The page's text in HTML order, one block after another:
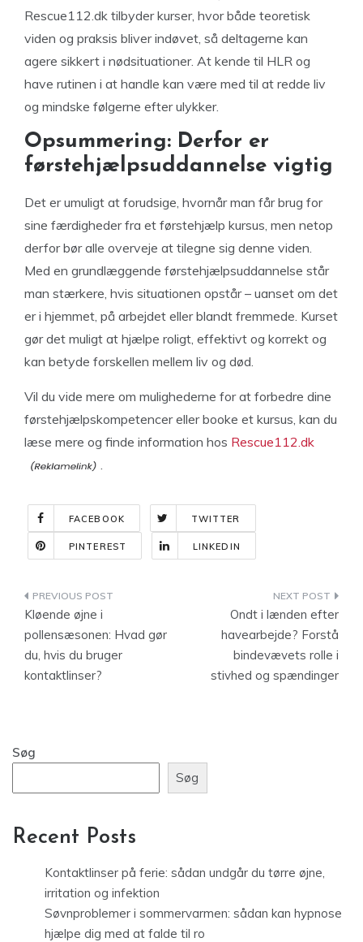
Rescue112.dk tilbyder kurser, hvor både teoretisk
viden og praksis bliver indøvet, så deltagerne kan
agere sikkert i nødsituationer. At kende til HLR og
have rutinen i at handle kan være med til at redde liv
og mindske følgerne efter ulykker.
Opsummering: Derfor er
førstehjælpsuddannelse vigtig
Det er umuligt at forudsige, hvornår man får brug for
sine færdigheder fra et førstehjælp kursus, men netop
derfor bør alle overveje at tilegne sig denne viden.
Med en grundlæggende førstehjælpsuddannelse står
man stærkere, hvis situationen opstår – uanset om det
er i hjemmet, på arbejdet eller blandt fremmede. Kurset
gør det muligt at hjælpe roligt, effektivt og korrekt og
kan betyde forskellen mellem liv og død.
Vil du vide mere om mulighederne for at forbedre dine
førstehjælpskompetencer eller booke et kursus, kan du
læse mere og finde information hos Rescue112.dk
FACEBOOK TWITTER
PINTEREST LINKEDIN
Indlægsnavigation
Kløende øjne i
pollensæsonen: Hvad gør
du, hvis du bruger
kontaktlinser?
Ondt i lænden efter
havearbejde? Forstå
bindevævets rolle i
stivhed og spændinger
Søg
Søg
Recent Posts
Kontaktlinser på ferie: sådan undgår du tørre øjne,
irritation og infektion
Søvnproblemer i sommervarmen: sådan kan hypnose
hjælpe dig med at falde til ro